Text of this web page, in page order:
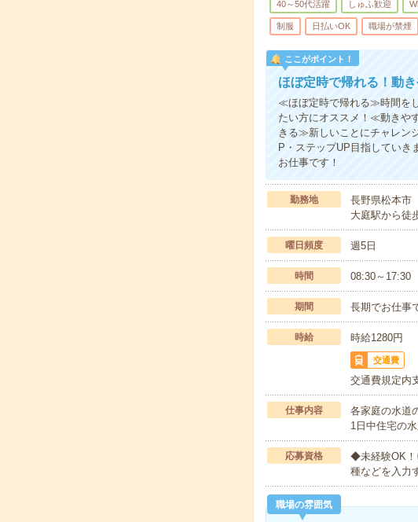
40～50代活躍 しゅふ歓迎
制服 日払いOK 職場が禁煙
ここがポイント！
ほぼ定時で帰れる！動
≪ほぼ定時で帰れる≫時間を
たい方にオススメ！≪動きや
きる≫新しいことにチャレン
P・ステップUP目指してい
お仕事です！
勤務地
長野県松本市
大庭駅から徒
曜日頻度 週5日
時間 08:30～17:30
期間 長期でお仕事
時給 時給1280円
交通費
交通費規定内
仕事内容
各家庭の水道
1日中住宅の
応募資格
◆未経験OK！
種などを入力
職場の雰囲気